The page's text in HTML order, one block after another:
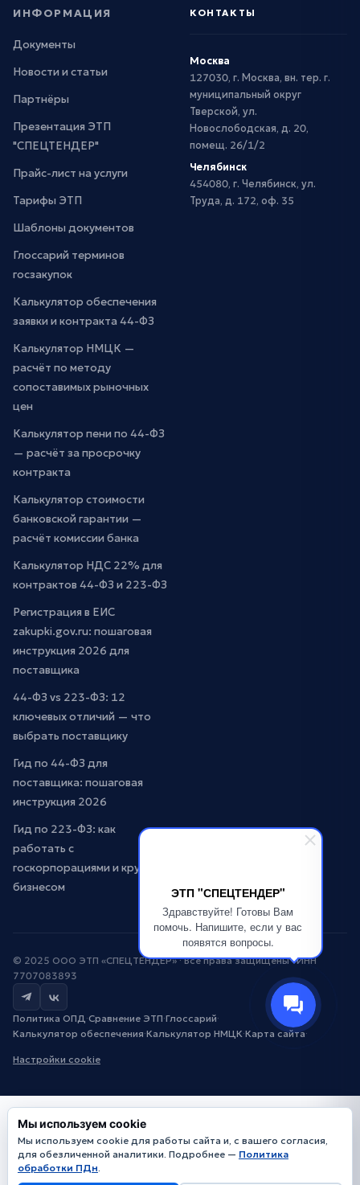
ЭТП "СПЕЦТЕНДЕР"
Здравствуйте! Готовы Вам
помочь. Напишите, если у вас
появятся вопросы.
ИНФОРМАЦИЯ
Документы
Новости и статьи
Партнёры
Презентация ЭТП
"СПЕЦТЕНДЕР"
Прайс-лист на услуги
Тарифы ЭТП
Шаблоны документов
Глоссарий терминов
госзакупок
Калькулятор обеспечения
заявки и контракта 44-ФЗ
Калькулятор НМЦК —
расчёт по методу
сопоставимых рыночных
цен
Калькулятор пени по 44-ФЗ
— расчёт за просрочку
контракта
Калькулятор стоимости
банковской гарантии —
расчёт комиссии банка
Калькулятор НДС 22% для
контрактов 44-ФЗ и 223-ФЗ
Регистрация в ЕИС
zakupki.gov.ru: пошаговая
инструкция 2026 для
поставщика
44-ФЗ vs 223-ФЗ: 12
ключевых отличий — что
выбрать поставщику
Гид по 44-ФЗ для
поставщика: пошаговая
инструкция 2026
Гид по 223-ФЗ: как
работать с
госкорпорациями и крупным
бизнесом
КОНТАКТЫ
Москва
127030, г. Москва, вн. тер. г.
муниципальный округ
Тверской, ул.
Новослободская, д. 20,
помещ. 26/1/2
Челябинск
454080, г. Челябинск, ул.
Труда, д. 172, оф. 35
© 2025 ООО ЭТП «СПЕЦТЕНДЕР» · Все права защищены · ИНН
7707083893
Политика ОПД·Сравнение ЭТП·Глоссарий·
Калькулятор обеспечения·Калькулятор НМЦК·Карта сайта·
Настройки cookie
Мы используем cookie
Мы используем cookie для работы сайта и, с вашего согласия,
для обезличенной аналитики. Подробнее — Политика
обработки ПДн.